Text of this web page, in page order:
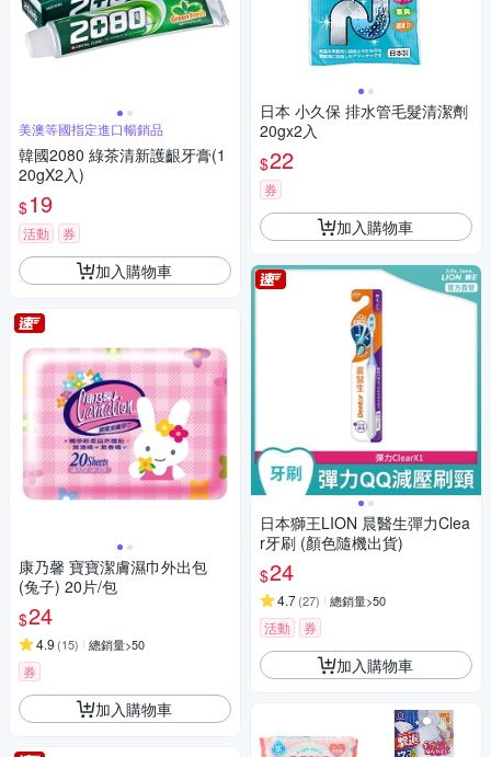
美澳等國指定進口暢銷品
韓國2080 綠茶清新護齦牙膏(1
20gX2入)
$19
活動 券
加入購物車
康乃馨 寶寶潔膚濕巾外出包
(兔子) 20片/包
$24
4.9 (15) 總銷量>50
券
加入購物車
日本 小久保 排水管毛髮清潔劑
20gx2入
$22
券
加入購物車
日本獅王LION 晨醫生彈力Clea
r牙刷 (顏色隨機出貨)
$24
4.7(27) 總銷量>50
活動 券
加入購物車